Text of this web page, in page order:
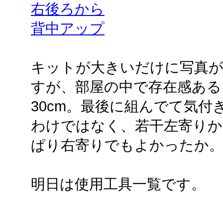
右後ろから
背中アップ
キットが大きいだけに写真
すが、部屋の中で存在感あ
30cm。最後に組んでて気付
わけではなく、若干左寄り
ぱり右寄りでもよかったか。
明日は使用工具一覧です。